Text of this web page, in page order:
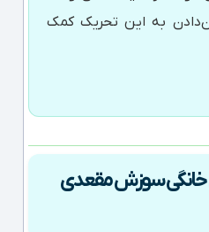
به این تحریک کمک
خانگی سوزش مقعدی